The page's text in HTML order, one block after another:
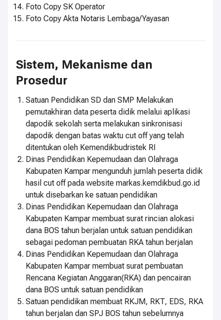
Foto Copy SK Operator
Foto Copy Akta Notaris Lembaga/Yayasan
Sistem, Mekanisme dan
Prosedur
Satuan Pendidikan SD dan SMP Melakukan
pemutakhiran data peserta didik melalui aplikasi
dapodik sekolah serta melakukan sinkronisasi
dapodik dengan batas waktu cut off yang telah
ditentukan oleh Kemendikbudristek RI
Dinas Pendidikan Kepemudaan dan Olahraga
Kabupaten Kampar mengunduh jumlah peserta didik
hasil cut off pada website markas.kemdikbud.go.id
untuk disebarkan ke satuan pendidikan
Dinas Pendidikan Kepemudaan dan Olahraga
Kabupaten Kampar membuat surat rincian alokasi
dana BOS tahun berjalan untuk satuan pendidikan
sebagai pedoman pembuatan RKA tahun berjalan
Dinas Pendidikan Kepemudaan dan Olahraga
Kabupaten Kampar membuat surat pembuatan
Rencana Kegiatan Anggaran(RKA) dan pencairan
dana BOS untuk satuan pendidikan
Satuan pendidikan membuat RKJM, RKT, EDS, RKA
tahun berjalan dan SPJ BOS tahun sebelumnya